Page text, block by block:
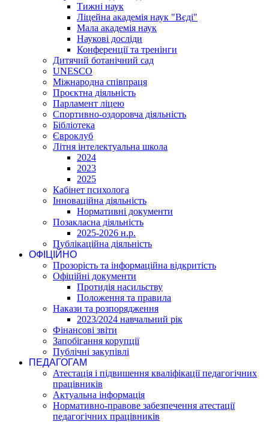
Тижні наук
Ліцейна академія наук "Вєді"
Мала академія наук
Наукові досліди
Конференції та тренінги
Дитячий ботанічний сад
UNESCO
Міжнародна співпраця
Проєктна діяльність
Парламент ліцею
Спортивно-оздоровча діяльність
Бібліотека
Євроклуб
Літня інтелектуальна школа
2024
2023
2025
Кабінет психолога
Інноваційна діяльність
Нормативні документи
Позакласна діяльність
2025-2026 н.р.
Публікаційна діяльність
ОФІЦІЙНО
Прозорість та інформаційна відкритість
Офіційні документи
Протидія насильству
Положення та правила
Накази та розпорядження
2023/2024 навчальний рік
Фінансові звіти
Запобігання корупції
Публічні закупівлі
ПЕДАГОГАМ
Атестація і підвишення кваліфікації педагогічних
працівників
Актуальна інформація
Нормативно-правове забезпечення атестації
педагогічних працівників